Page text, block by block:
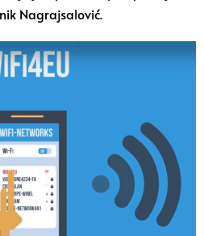
Nagrajsalović.